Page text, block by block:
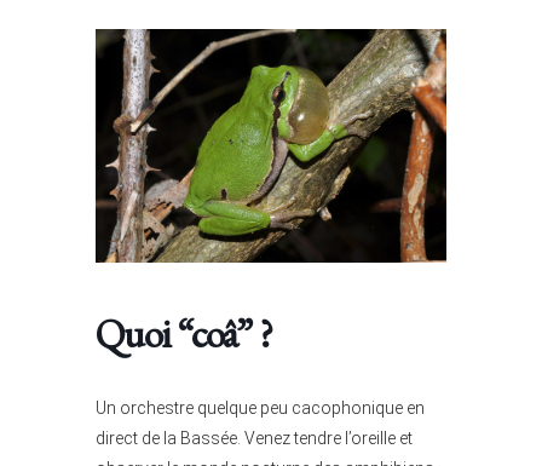
Quoi “coâ” ?
Un orchestre quelque peu cacophonique en
direct de la Bassée. Venez tendre l’oreille et